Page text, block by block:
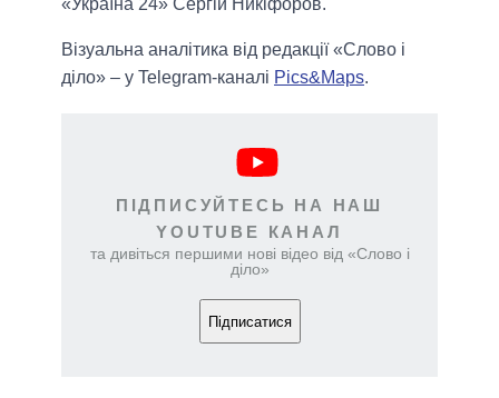
«Україна 24» Сергій Никіфоров.
Візуальна аналітика від редакції «Слово і
діло» – у Telegram-каналі Pics&Maps.
ПІДПИСУЙТЕСЬ НА НАШ
YOUTUBE КАНАЛ
та дивіться першими нові відео від «Слово і
діло»
Підписатися